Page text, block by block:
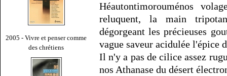
2005 - Vivre et penser comme
des chrétiens
Héautontimorouménos
reluquent, la main
dégorgeant les précieuses
vague saveur acidulée l'épice
Il n'y a pas de cilice assez
nos Athanase du désert